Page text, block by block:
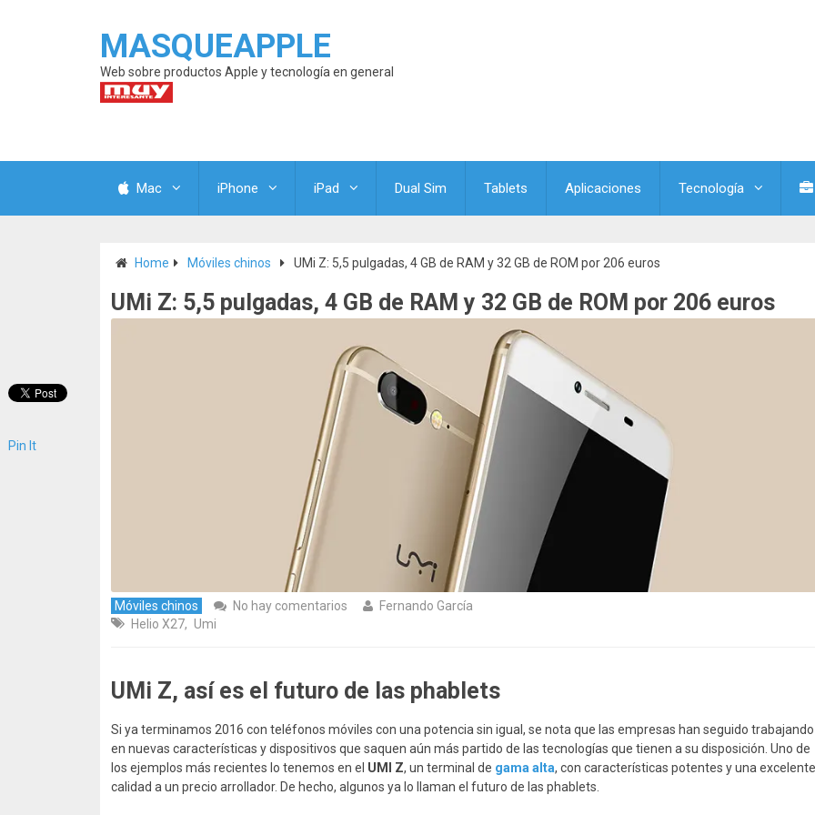
MASQUEAPPLE
Web sobre productos Apple y tecnología en general
Mac iPhone iPad Dual Sim Tablets Aplicaciones Tecnología
Home Móviles chinos UMi Z: 5,5 pulgadas, 4 GB de RAM y 32 GB de ROM por 206 euros
UMi Z: 5,5 pulgadas, 4 GB de RAM y 32 GB de ROM por 206 euros
Móviles chinos No hay comentarios
Fernando García
Helio X27, Umi
UMi Z, así es el futuro de las phablets
Si ya terminamos 2016 con teléfonos móviles con una potencia sin igual, se nota que las empresas han seguido trabajando
en nuevas características y dispositivos que saquen aún más partido de las tecnologías que tienen a su disposición. Uno de
los ejemplos más recientes lo tenemos en el UMI Z, un terminal de gama alta, con características potentes y una excelente
calidad a un precio arrollador. De hecho, algunos ya lo llaman el futuro de las phablets.
Pin It